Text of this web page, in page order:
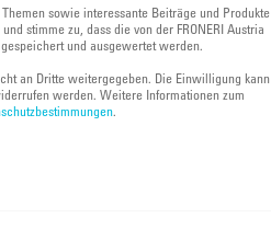
sowie interessante Beiträge und Produkte
stimme zu, dass die von der FRONERI Austria
und ausgewertet werden.
an Dritte weitergegeben. Die Einwilligung kann
werden. Weitere Informationen zum
.